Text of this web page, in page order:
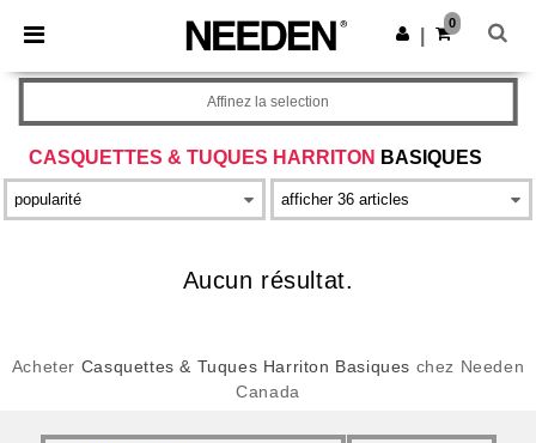
× Appli Needen
Meilleurs prix sur l’app !
Obtenir l'appli
0
CASQUETTES & TUQUES HARRITON BASIQUES
Affinez la selection
Aucun résultat.
Acheter Casquettes & Tuques Harriton Basiques chez Needen
Canada